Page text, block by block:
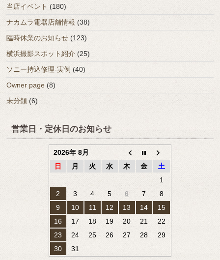
当店イベント (180)
ナカムラ電器店舗情報 (38)
臨時休業のお知らせ (123)
横浜撮影スポット紹介 (25)
ソニー持込修理-実例 (40)
Owner page (8)
未分類 (6)
営業日・定休日のお知らせ
2026年 8月
日
月 火 水 木 金
土
1
2
3 4 5 6 7
8
9
10 11 12 13 14
15
16
17 18 19 20 21
22
23
24 25 26 27 28
29
30
31